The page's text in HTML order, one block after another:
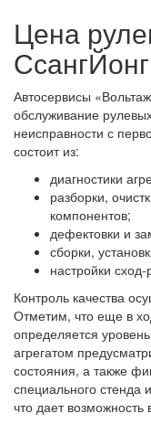
Цена
Автосервисы
обслуживание
неисправности с
состоит из:
диагностики
разборки,
компонентов;
дефектовки и
сборки,
настройки сход-
Контроль качества
Отметим, что еще в
определяется
агрегатом
состояния, а также
специального стенда
что дает